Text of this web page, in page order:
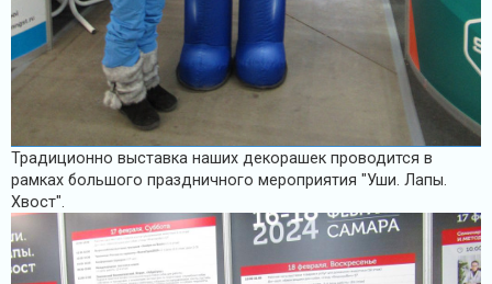
Традиционно выставка наших декорашек проводится в
рамках большого праздничного мероприятия "Уши. Лапы.
Хвост".